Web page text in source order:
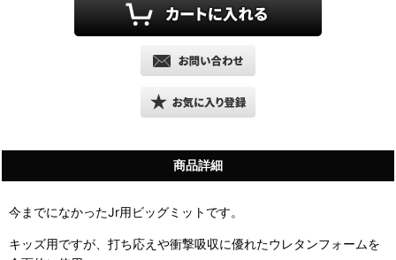
商品詳細
今までになかったJr用ビッグミットです。
キッズ用ですが、打ち応えや衝撃吸収に優れたウレタンフォームを